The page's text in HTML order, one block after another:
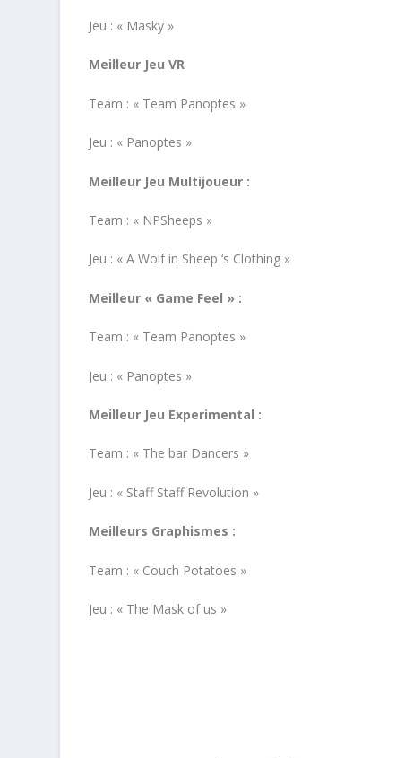
Jeu : « Masky »
Meilleur Jeu VR
Team : « Team Panoptes »
Jeu : « Panoptes »
Meilleur Jeu Multijoueur :
Team : « NPSheeps »
Jeu : « A Wolf in Sheep ‘s Clothing »
Meilleur « Game Feel » :
Team : « Team Panoptes »
Jeu : « Panoptes »
Meilleur Jeu Experimental :
Team : « The bar Dancers »
Jeu : « Staff Staff Revolution »
Meilleurs Graphismes :
Team : « Couch Potatoes »
Jeu : « The Mask of us »